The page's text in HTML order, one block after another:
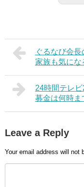
ぐるなび会
家族も気にな
24時間テレ
募金は何時ま
Leave a Reply
Your email address will not